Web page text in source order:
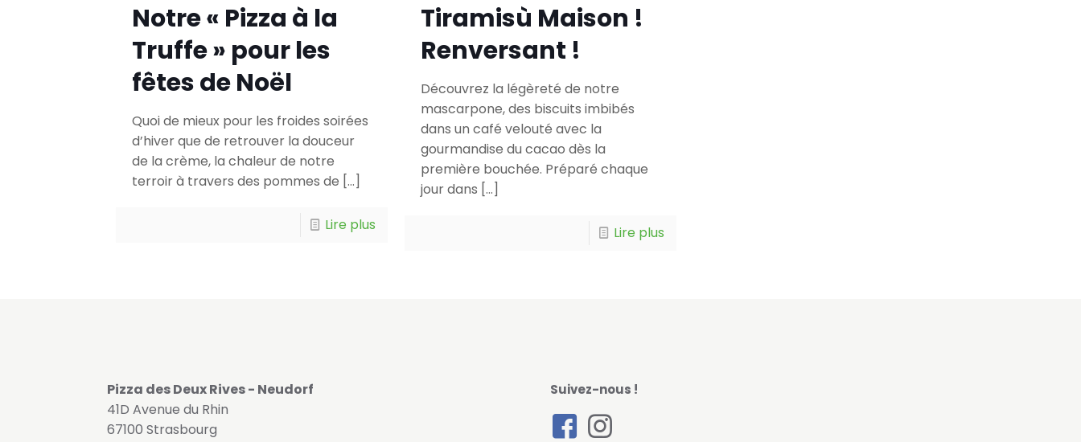
Notre « Pizza à la
Truffe » pour les
fêtes de Noël
Quoi de mieux pour les froides soirées
d’hiver que de retrouver la douceur
de la crème, la chaleur de notre
terroir à travers des pommes de […]
Lire plus
Tiramisù Maison !
Renversant !
Découvrez la légèreté de notre
mascarpone, des biscuits imbibés
dans un café velouté avec la
gourmandise du cacao dès la
première bouchée. Préparé chaque
jour dans […]
Lire plus
Pizza des Deux Rives - Neudorf
41D Avenue du Rhin
67100 Strasbourg
Suivez-nous !